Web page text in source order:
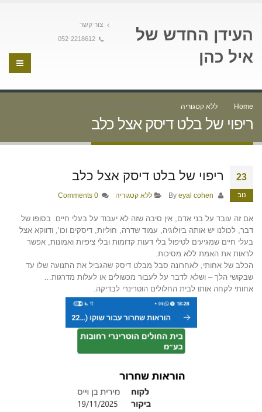
העידן החדש של
איל כהן
צור קשר
052-2218612
Home ללא קטגוריה ריפוי של בלט דיסק אצל כלב
ריפוי של בלט דיסק אצל כלב
23
נוב
ריפוי של בלט דיסק אצל כלב
eyal cohen ללא קטגוריה 0 Comments
אם זה עובד על בני אדם, אין סיבה שזה לא יעבוד על בעלי חיים. בסופו של
דבר, לכולנו יש אותה ביולוגיה, עמוד שדרה, חוליות, דיסקים וכו’, ודווקא אצל
בעלי חיים שמגיעים לטיפול בלי דעות קדומות ובלי ציפיות ואמונות, אפשר
לראות את האמת ללא מסיכות.
הכלב של אחותי, לאחרונה סבל מבלט דיסק שהגביל את התנועה שלו עד
שבקושי הלך – ושלא לדבר על לעבור מכשולים או לעלות מדרגות…
אחותי לקחה אותו לבית החלולים הוטרינרי לבדיקה.